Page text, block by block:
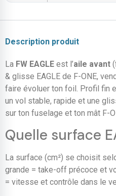
Description produit
La FW EAGLE est l’aile avant
& glisse EAGLE de F-ONE,
faire évoluer ton foil. Profil fin
un vol stable, rapide et une
sur ton fuselage et ton mât F-
Quelle surface
La surface (cm²) se choisit
grande = take-off précoce et
= vitesse et contrôle dans le